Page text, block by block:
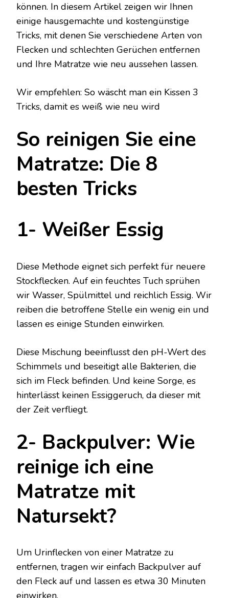
können. In diesem Artikel zeigen wir Ihnen
einige hausgemachte und kostengünstige
Tricks, mit denen Sie verschiedene Arten von
Flecken und schlechten Gerüchen entfernen
und Ihre Matratze wie neu aussehen lassen.
Wir empfehlen: So wäscht man ein Kissen 3
Tricks, damit es weiß wie neu wird
So reinigen Sie eine
Matratze: Die 8
besten Tricks
1- Weißer Essig
Diese Methode eignet sich perfekt für neuere
Stockflecken. Auf ein feuchtes Tuch sprühen
wir Wasser, Spülmittel und reichlich Essig. Wir
reiben die betroffene Stelle ein wenig ein und
lassen es einige Stunden einwirken.
Diese Mischung beeinflusst den pH-Wert des
Schimmels und beseitigt alle Bakterien, die
sich im Fleck befinden. Und keine Sorge, es
hinterlässt keinen Essiggeruch, da dieser mit
der Zeit verfliegt.
2- Backpulver: Wie
reinige ich eine
Matratze mit
Natursekt?
Um Urinflecken von einer Matratze zu
entfernen, tragen wir einfach Backpulver auf
den Fleck auf und lassen es etwa 30 Minuten
einwirken.